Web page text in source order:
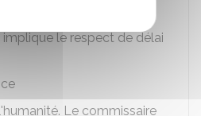
implique le respect de délai
Le commissaire